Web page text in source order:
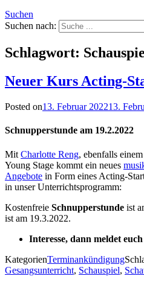
Suchen
Suchen nach:
Schlagwort:
Neuer Kurs Acting-
Posted on13. Februar 202213.
Schnupperstunde am 19.2.2022
Mit Charlotte Reng, ebenfalls
Young Stage kommt ein neues
Angebote in Form eines Acting-
in unser Unterrichtsprogramm:
Kostenfreie Schnupperstunde ist
ist am 19.3.2022.
Interesse, dann meldet
KategorienTerminankündigung
Gesangsunterricht, Schauspiel,